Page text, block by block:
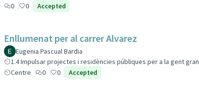
0
0 Accepted
Enllumenat per al carrer Alvarez
Eugenia Pascual Bardia
1.4 Impulsar projectes i residències públiques per a la gent gran
Centre
0 0 Accepted